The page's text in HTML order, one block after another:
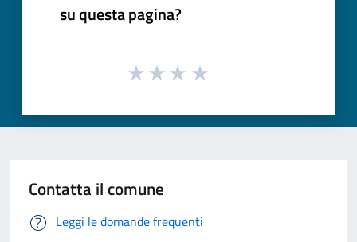
su questa pagina?
Contatta il comune
Leggi le domande frequenti